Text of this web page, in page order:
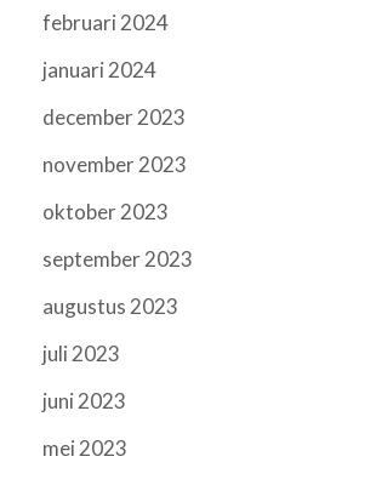
februari 2024
januari 2024
december 2023
november 2023
oktober 2023
september 2023
augustus 2023
juli 2023
juni 2023
mei 2023